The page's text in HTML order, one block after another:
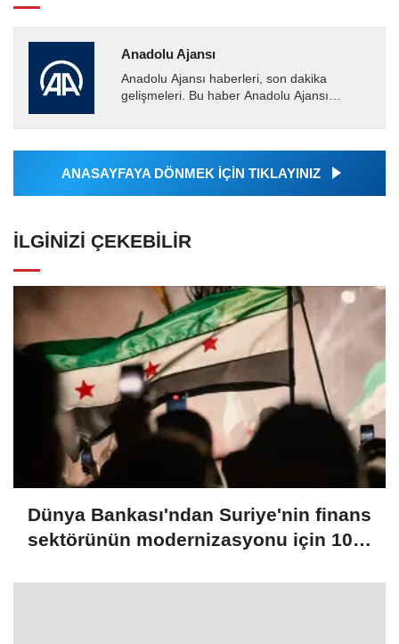
Anadolu Ajansı
Anadolu Ajansı haberleri, son dakika
gelişmeleri. Bu haber Anadolu Ajansı
tarafından geçilen tüm...
ANASAYFAYA DÖNMEK İÇİN TIKLAYINIZ
İLGINIZI ÇEKEBILIR
Dünya Bankası'ndan Suriye'nin finans
sektörünün modernizasyonu için 100